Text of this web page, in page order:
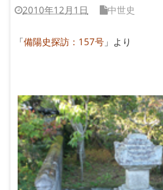
2010年12月1日 中世史
「備陽史探訪：157号 」より